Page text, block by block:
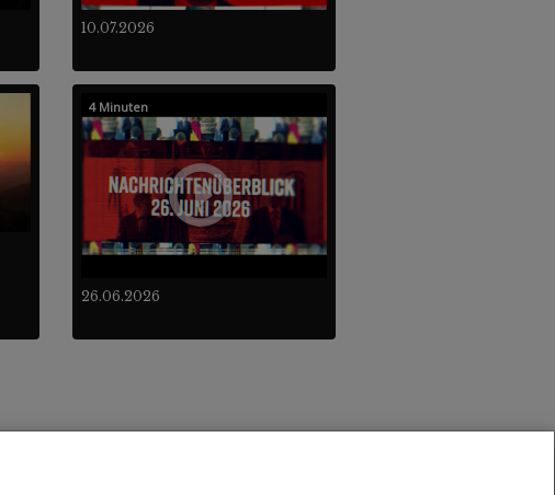
10.07.2026
26.06.2026
4 Minuten